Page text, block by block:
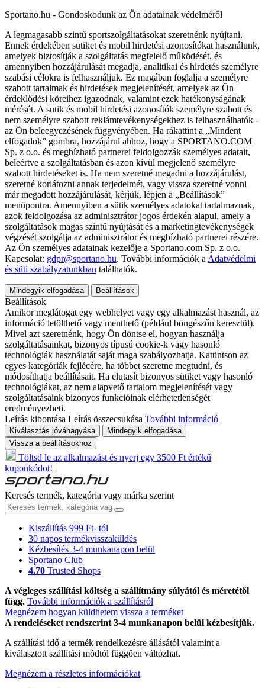
Sportano.hu - Gondoskodunk az Ön adatainak védelméről
A legmagasabb szintű sportszolgáltatásokat szeretnénk nyújtani.
Ennek érdekében sütiket és mobil hirdetési azonosítókat használunk,
amelyek biztosítják a szolgáltatás megfelelő működését, és
amennyiben hozzájárulását megadja, analitikai és hirdetés személyre
szabási célokra is felhasználjuk. Ez magában foglalja a személyre
szabott tartalmak és hirdetések megjelenítését, amelyek az Ön
érdeklődési köreihez igazodnak, valamint ezek hatékonyságának
mérését. A sütik és mobil hirdetési azonosítók személyre szabott és
nem személyre szabott reklámtevékenységekhez is felhasználhatók -
az Ön beleegyezésének függvényében. Ha rákattint a „Mindent
elfogadok” gombra, hozzájárul ahhoz, hogy a SPORTANO.COM
Sp. z o.o. és megbízható partnerei feldolgozzák személyes adatait,
beleértve a szolgáltatásban és azon kívül megjelenő személyre
szabott hirdetéseket is. Ha nem szeretné megadni a hozzájárulást,
szeretné korlátozni annak terjedelmét, vagy vissza szeretné vonni
már megadott hozzájárulását, kérjük, lépjen a „Beállítások”
menüpontra. Amennyiben a sütik személyes adatokat tartalmaznak,
azok feldolgozása az adminisztrátor jogos érdekén alapul, amely a
szolgáltatások magas szintű nyújtását és a marketingtevékenységek
végzését szolgálja az adminisztrátor és megbízható partnerei részére.
Az Ön személyes adatainak kezelője a Sportano.com Sp. z o.o.
Kapcsolat: gdpr@sportano.hu. További információk a Adatvédelmi
és süti szabályzatunkban találhatók.
Mindegyik elfogadása Beállítások
Beállítások
Amikor meglátogat egy webhelyet vagy egy alkalmazást használ, az
információ letölthető vagy menthető (például böngészőn keresztül).
Mivel azt szeretnénk, hogy Ön döntse el, hogyan használja
szolgáltatásainkat, bizonyos típusú cookie-k vagy hasonló
technológiák használatát saját maga szabályozhatja. Kattintson az
egyes kategóriák fejlécére, ha többet szeretne megtudni, és
módosíthatja beállításait. Ha elutasít bizonyos sütiket vagy hasonló
technológiákat, az nem alapvető tartalom megjelenítését vagy
szolgáltatásaink bizonyos funkcióinak elérhetetlenségét
eredményezheti.
Leírás kibontása Leírás összecsukása További információ
Kiválasztás jóváhagyása
Mindegyik elfogadása
Vissza a beállításokhoz
Töltsd le az alkalmazást és nyerj egy 3500 Ft értékű
kuponkódot!
Keresés termék, kategória vagy márka szerint
Kiszállítás 999 Ft- tól
30 napos termékvisszaküldés
Kézbesítés 3-4 munkanapon belül
Sportano Club
4.70 Trusted Shops
A végleges szállítási költség a szállítmány súlyától és méretétől
függ. További információk a szállításról
Megnézem hogyan küldhetem vissza a terméket
A rendeléseket rendszerint 3-4 munkanapon belül kézbesítjük.
A szállítási idő a termék rendelkezésre állásától valamint a
kiválasztott szállítási módtól függően változhat.
Megnézem a részletes információkat